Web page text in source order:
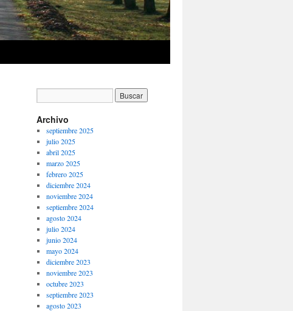
Archivo
septiembre 2025
julio 2025
abril 2025
marzo 2025
febrero 2025
diciembre 2024
noviembre 2024
septiembre 2024
agosto 2024
julio 2024
junio 2024
mayo 2024
diciembre 2023
noviembre 2023
octubre 2023
septiembre 2023
agosto 2023